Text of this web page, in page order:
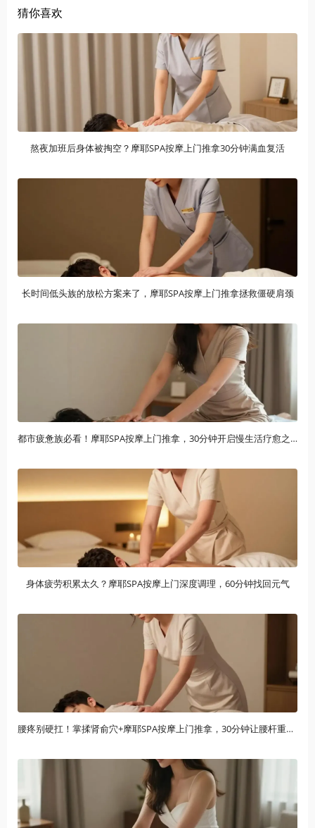
猜你喜欢
熬夜加班后身体被掏空？摩耶SPA按摩上门推拿30分钟满血复活
长时间低头族的放松方案来了，摩耶SPA按摩上门推拿拯救僵硬肩颈
都市疲惫族必看！摩耶SPA按摩上门推拿，30分钟开启慢生活疗愈之旅
身体疲劳积累太久？摩耶SPA按摩上门深度调理，60分钟找回元气
腰疼别硬扛！掌揉肾俞穴+摩耶SPA按摩上门推拿，30分钟让腰杆重获新生